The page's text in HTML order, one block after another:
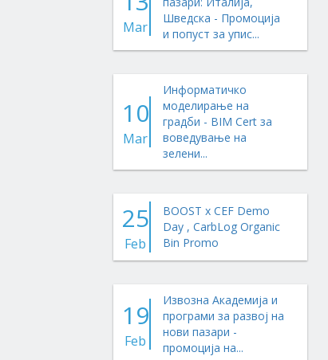
Mar
Шведска - Промоција
и попуст за упис...
10
Mar
Информатичко
моделирање на
градби - BIM Cert за
воведување на
зелени...
25
Feb
BOOST x CEF Demo
Day , CarbLog Organic
Bin Promo
19
Feb
Извозна Академија и
програми за развој на
нови пазари -
промоција на...